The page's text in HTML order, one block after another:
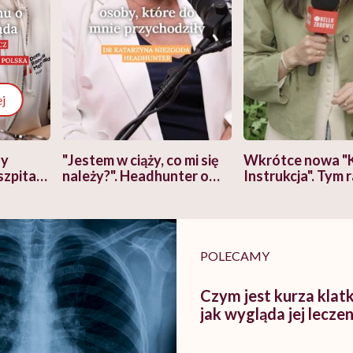
"Jestem w ciąży, co mi się
należy?". Headhunter o
pracy
Wkrótce nowa
Instrukcja". Tym
POLECAMY
Czym jest kurza
jak wygląda jej